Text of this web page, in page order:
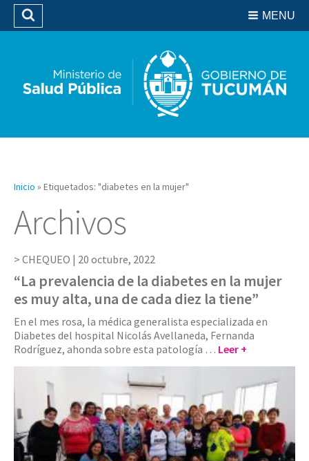
Biblioteca
MENU
Buscar
Inicio » Etiquetados: "diabetes en la mujer"
Archivos
CHEQUEO | 20 octubre, 2022
“La prevalencia de la diabetes en la mujer
es muy alta, una de cada diez la tiene”
En el mes rosa, la médica generalista especializada en
Diabetes del hospital Nicolás Avellaneda, Fernanda
Rodríguez, ahonda sobre esta patología … Leer +